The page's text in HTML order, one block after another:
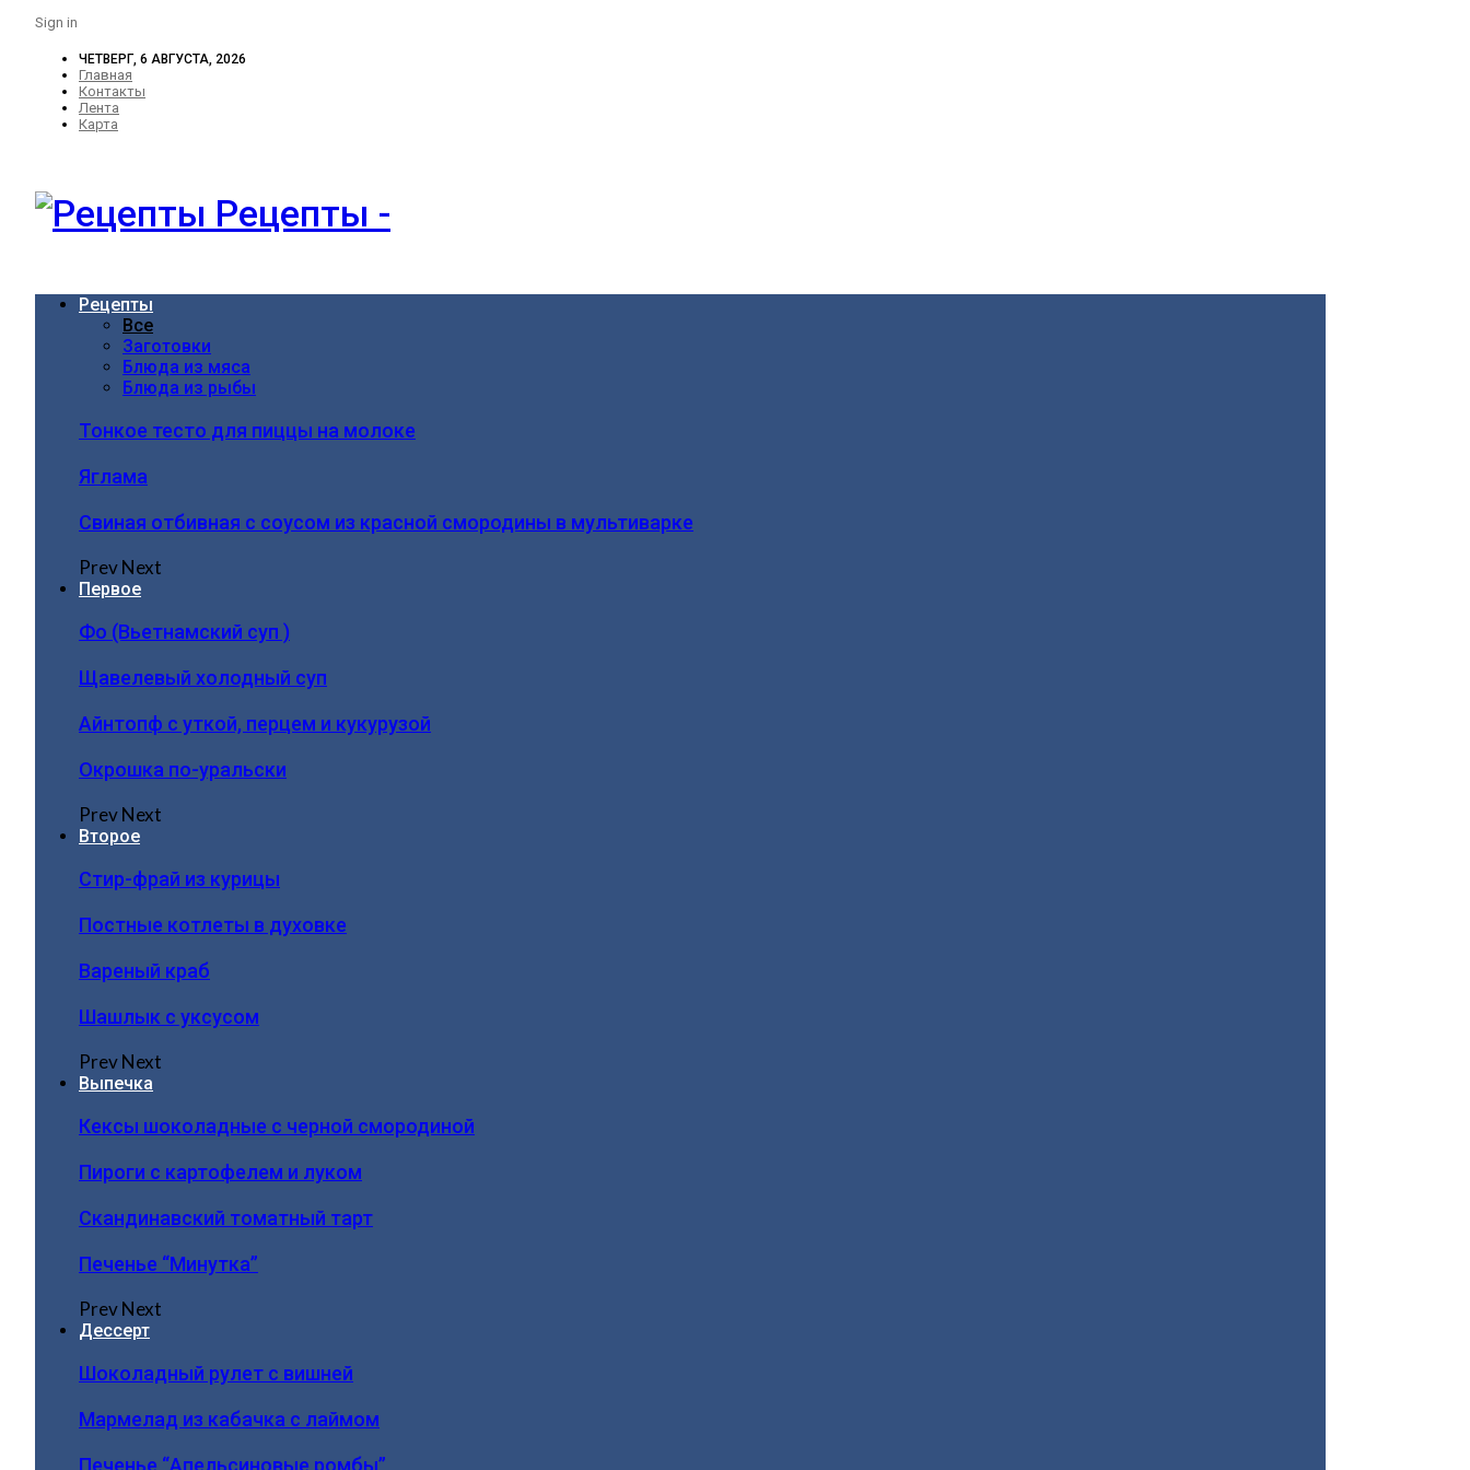
Sign in
ЧЕТВЕРГ, 6 АВГУСТА, 2026
Главная
Контакты
Лента
Карта
Рецепты -
Рецепты
Все
Заготовки
Блюда из мяса
Блюда из рыбы
Тонкое тесто для пиццы на молоке
Яглама
Свиная отбивная с соусом из красной смородины в мультиварке
PrevNext
Первое
Фо (Вьетнамский суп )
Щавелевый холодный суп
Айнтопф с уткой, перцем и кукурузой
Окрошка по-уральски
PrevNext
Второе
Стир-фрай из курицы
Постные котлеты в духовке
Вареный краб
Шашлык с уксусом
PrevNext
Выпечка
Кексы шоколадные с черной смородиной
Пироги c картофелем и луком
Скандинавский томатный тарт
Печенье “Минутка”
PrevNext
Дессерт
Шоколадный рулет с вишней
Мармелад из кабачка с лаймом
Печенье “Апельсиновые ромбы”